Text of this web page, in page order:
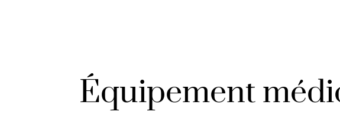
Équipement